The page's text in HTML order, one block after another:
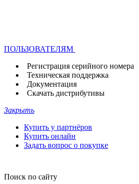
ПОЛЬЗОВАТЕЛЯМ
Регистрация серийного номера
Техническая поддержка
Документация
Скачать дистрибутивы
Закрыть
Купить у партнёров
Купить онлайн
Задать вопрос о покупке
Поиск по сайту